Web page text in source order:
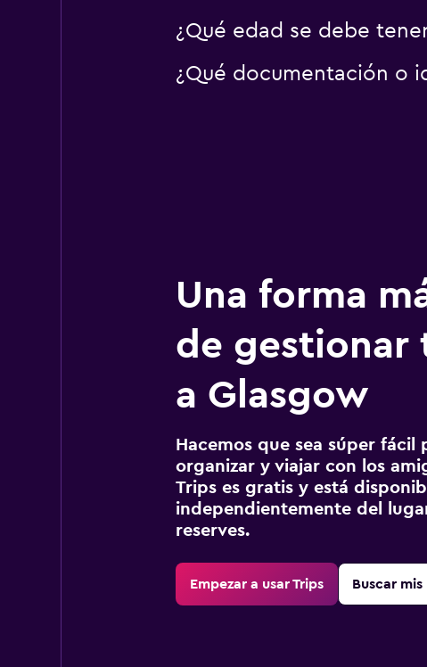
¿Qué edad se debe
¿Qué documentación o
Una forma
de gestionar
a Glasgow
Hacemos que sea súper fácil
organizar y viajar con los
Trips es gratis y está
independientemente del
reserves.
Empezar a usar Trips Buscar mis